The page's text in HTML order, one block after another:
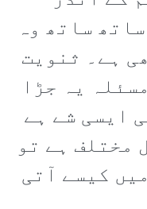
ساتھ وہ
ہے۔ ثنویت
یہ جڑا
ایسی شے ہے
مختلف ہے تو
کیسے آتی